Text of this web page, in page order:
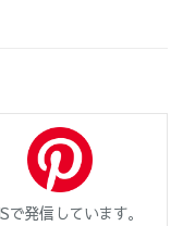
発信しています。